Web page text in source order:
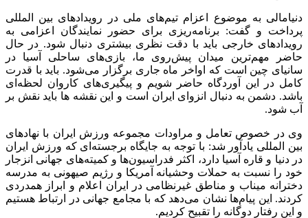
دنیامالی به موضوع اعزام تیم‌های ملی در رویدادهای بین المللی
پرداخت و گفت: برنامه‌ریزی برای حضور نمایندگان اعزامی به
رویدادهای خارجی باید با دقت نظری بیشتری دنبال شود. در حال
حاضر مهم‌ترین میدان پیش‌روی ما، بازی‌های ساحلی آسیا در
سانیای چین است که اواخر ماه جاری برگزار می‌شود. باید با قدرت
کامل در این آوردگاه حاضر شویم و پیگیری‌های کاروان لحظه‌ای
باشد. دشمن به دنبال انزوای ایران است و این نقشه ها باید نقش بر
آب شود.
وی در خصوص تعامل و مراودات مجموعه ورزش ایران با نهادهای
بین المللی یادآور شد: با توجه به جایگاه برجسته‌ای که ورزش ایران
در دنیا و قاره آسیا دارد، اکثر فدراسیون‌ها و کمیته‌های جهانی انزجار
خود را نسبت به حملات وحشیانه آمریکا و رژیم صیهونی به مدرسه
دخترانه میناب و مناطق غیرنظامی در ایران اعلام و ابراز همدردی
کردند. این پیام‌ها نشان می‌دهد که با مجامع جهانی در ارتباط هستیم
و این رفتار دوگانه را تقبیح کردیم.